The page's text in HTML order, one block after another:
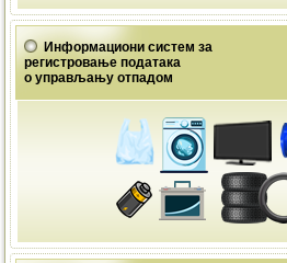
Информациони систем за
регистровање података
о управљању отпадом